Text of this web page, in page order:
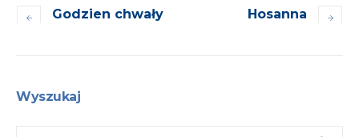
Godzien chwały Hosanna
Wyszukaj